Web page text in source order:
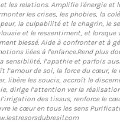
les relations. Amplifie l'énergie et
les crises, les phobies, la
la culpabilité et le chagrin, le
et le ressentiment, et lorsque
blessé. Aide à confronter et à
liées à l'enfance.Rend plus
sensibilité, l’apathie et parfois
l’amour de soi, la force du cœur, le
libère les soucis, accroît le
dirige l’attention ver la
des tissus, renforce le
le cœur en tous les sens